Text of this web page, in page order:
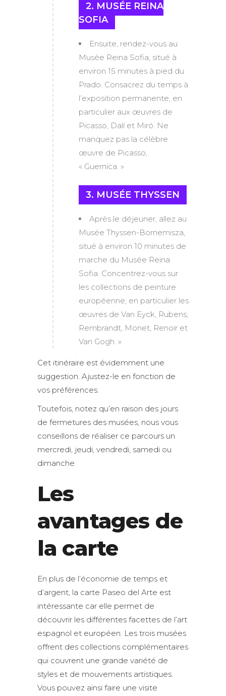
2. MUSÉE REINA
SOFIA
Ensuite, rendez-vous au
Musée Reina Sofia, situé à
environ 15 minutes à pied du
Prado. Consacrez du temps à
l’exposition permanente, en
particulier aux œuvres de
Picasso, Dalí et Miró. Ne
manquez pas la célèbre
œuvre de Picasso,
« Guernica. »
3. MUSÉE THYSSEN
Après le déjeuner, allez au
Musée Thyssen-Bornemisza,
situé à environ 10 minutes de
marche du Musée Reina
Sofia. Concentrez-vous sur
les collections de peinture
européenne, en particulier les
œuvres de Van Eyck, Rubens,
Rembrandt, Monet, Renoir et
Van Gogh. »
Cet itinéraire est évidemment une
suggestion. Ajustez-le en fonction de
vos préférences.
Toutefois, notez qu’en raison des jours
de fermetures des musées, nous vous
conseillons de réaliser ce parcours un
mercredi, jeudi, vendredi, samedi ou
dimanche.
Les
avantages de
la carte
En plus de l’économie de temps et
d’argent, la carte Paseo del Arte est
intéressante car elle permet de
découvrir les différentes facettes de l’art
espagnol et européen. Les trois musées
offrent des collections complémentaires
qui couvrent une grande variété de
styles et de mouvements artistiques.
Vous pouvez ainsi faire une visite